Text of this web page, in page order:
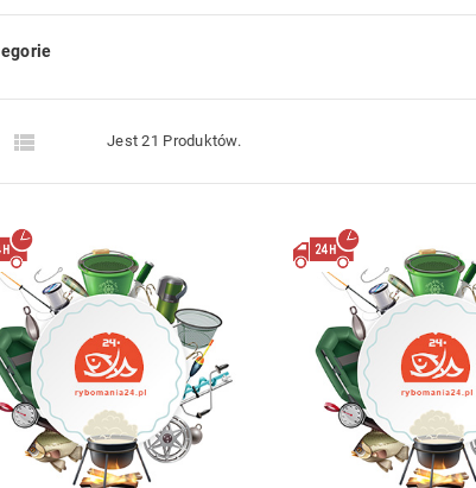
 Jest 21 Produktów.